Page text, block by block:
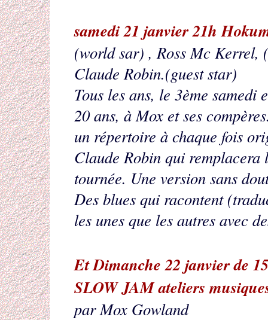
samedi 21 janvier 21h
(world sar) , Ross Mc Kerrel,
Claude Robin.(guest star)
Tous les ans, le 3ème
20 ans, à Mox et ses
un répertoire à chaque fois
Claude Robin qui remplacera
tournée. Une version sans
Des blues qui racontent
les unes que les autres avec
Et Dimanche 22 janvier de
SLOW JAM ateliers
par Mox Gowland